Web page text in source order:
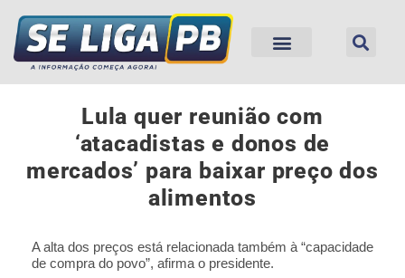
Lula quer reunião com
‘atacadistas e donos de
mercados’ para baixar preço dos
alimentos
A alta dos preços está relacionada também à “capacidade
de compra do povo”, afirma o presidente.